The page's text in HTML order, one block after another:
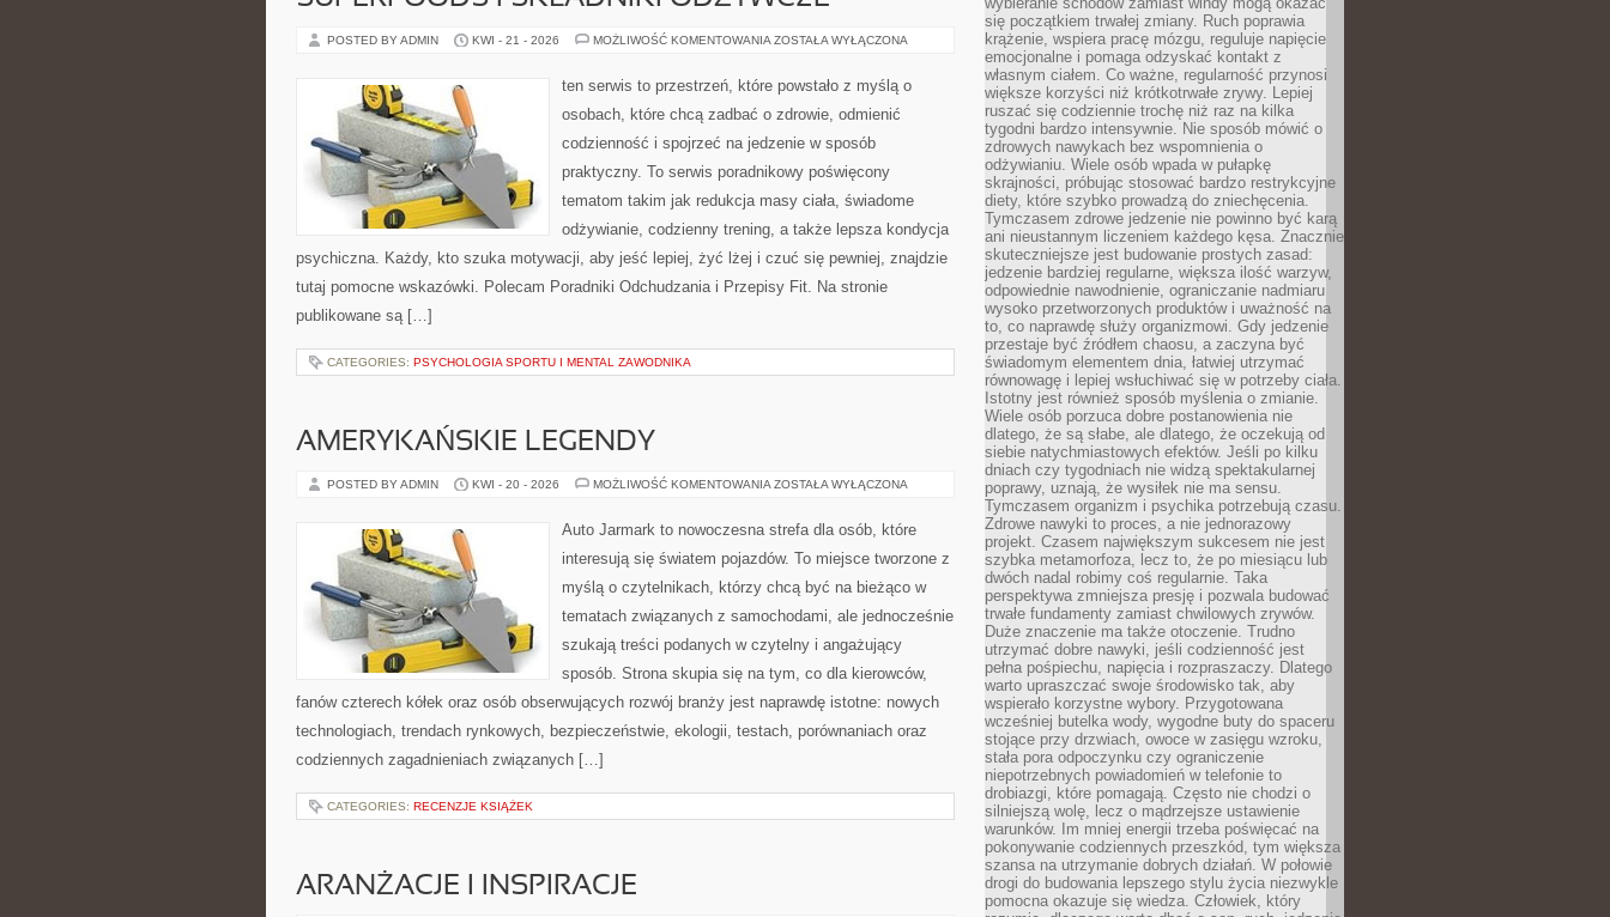
POSTED BY ADMIN KWI - 21 - 2026 MOŻLIWOŚĆ KOMENTOWANIA SUPERFOODS
ODŻYWCZE
ZOSTAŁA WYŁĄCZONA
ten serwis to przestrzeń, które powstało z myślą o
osobach, które chcą zadbać o zdrowie, odmienić
codzienność i spojrzeć na jedzenie w sposób
praktyczny. To serwis poradnikowy poświęcony
tematom takim jak redukcja masy ciała, świadome
odżywianie, codzienny trening, a także lepsza kondycja
psychiczna. Każdy, kto szuka motywacji, aby jeść lepiej, żyć lżej i czuć się pewniej, znajdzie
tutaj pomocne wskazówki. Polecam Poradniki Odchudzania i Przepisy Fit. Na stronie
publikowane są […]
CATEGORIES: PSYCHOLOGIA SPORTU I MENTAL ZAWODNIKA
AMERYKAŃSKIE LEGENDY
POSTED BY ADMIN KWI - 20 - 2026 MOŻLIWOŚĆ KOMENTOWANIA AMERYKAŃSKIE
ZOSTAŁA WYŁĄCZONA
Auto Jarmark to nowoczesna strefa dla osób, które
interesują się światem pojazdów. To miejsce tworzone z
myślą o czytelnikach, którzy chcą być na bieżąco w
tematach związanych z samochodami, ale jednocześnie
szukają treści podanych w czytelny i angażujący
sposób. Strona skupia się na tym, co dla kierowców,
fanów czterech kółek oraz osób obserwujących rozwój branży jest naprawdę istotne: nowych
technologiach, trendach rynkowych, bezpieczeństwie, ekologii, testach, porównaniach oraz
codziennych zagadnieniach związanych […]
CATEGORIES: RECENZJE KSIĄŻEK
ARANŻACJE I INSPIRACJE
się początkiem trwałej zmiany. Ruch poprawia
krążenie, wspiera pracę mózgu, reguluje napięcie
emocjonalne i pomaga odzyskać kontakt z
własnym ciałem. Co ważne, regularność przynosi
większe korzyści niż krótkotrwałe zrywy. Lepiej
ruszać się codziennie trochę niż raz na kilka
tygodni bardzo intensywnie. Nie sposób mówić o
zdrowych nawykach bez wspomnienia o
odżywianiu. Wiele osób wpada w pułapkę
skrajności, próbując stosować bardzo restrykcyjne
diety, które szybko prowadzą do zniechęcenia.
Tymczasem zdrowe jedzenie nie powinno być karą
ani nieustannym liczeniem każdego kęsa. Znacznie
skuteczniejsze jest budowanie prostych zasad:
jedzenie bardziej regularne, większa ilość warzyw,
odpowiednie nawodnienie, ograniczanie nadmiaru
wysoko przetworzonych produktów i uważność na
to, co naprawdę służy organizmowi. Gdy jedzenie
przestaje być źródłem chaosu, a zaczyna być
świadomym elementem dnia, łatwiej utrzymać
równowagę i lepiej wsłuchiwać się w potrzeby ciała.
Istotny jest również sposób myślenia o zmianie.
Wiele osób porzuca dobre postanowienia nie
dlatego, że są słabe, ale dlatego, że oczekują od
siebie natychmiastowych efektów. Jeśli po kilku
dniach czy tygodniach nie widzą spektakularnej
poprawy, uznają, że wysiłek nie ma sensu.
Tymczasem organizm i psychika potrzebują czasu.
Zdrowe nawyki to proces, a nie jednorazowy
projekt. Czasem największym sukcesem nie jest
szybka metamorfoza, lecz to, że po miesiącu lub
dwóch nadal robimy coś regularnie. Taka
perspektywa zmniejsza presję i pozwala budować
trwałe fundamenty zamiast chwilowych zrywów.
Duże znaczenie ma także otoczenie. Trudno
utrzymać dobre nawyki, jeśli codzienność jest
pełna pośpiechu, napięcia i rozpraszaczy. Dlatego
warto upraszczać swoje środowisko tak, aby
wspierało korzystne wybory. Przygotowana
wcześniej butelka wody, wygodne buty do spaceru
stojące przy drzwiach, owoce w zasięgu wzroku,
stała pora odpoczynku czy ograniczenie
niepotrzebnych powiadomień w telefonie to
drobiazgi, które pomagają. Często nie chodzi o
silniejszą wolę, lecz o mądrzejsze ustawienie
warunków. Im mniej energii trzeba poświęcać na
pokonywanie codziennych przeszkód, tym większa
szansa na utrzymanie dobrych działań. W połowie
drogi do budowania lepszego stylu życia niezwykle
pomocna okazuje się wiedza. Człowiek, który